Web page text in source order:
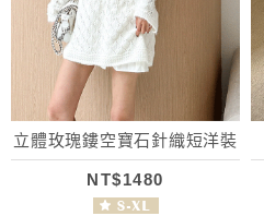
立體玫瑰鏤空寶石針織短洋裝
NT$1480